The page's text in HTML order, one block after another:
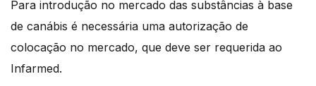
Para introdução no mercado das substâncias à base
de canábis é necessária uma autorização de
colocação no mercado, que deve ser requerida ao
Infarmed.